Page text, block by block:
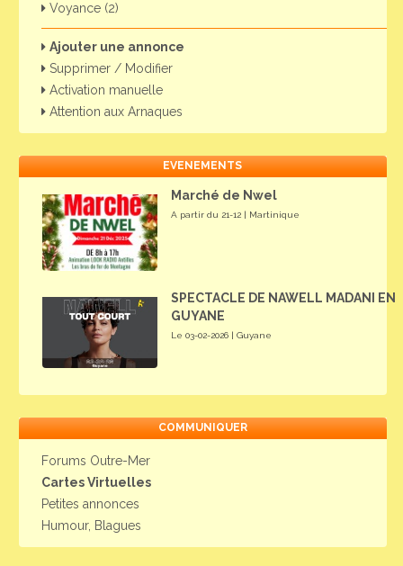
Voyance (2)
Ajouter une annonce
Supprimer / Modifier
Activation manuelle
Attention aux Arnaques
EVENEMENTS
Marché de Nwel
A partir du 21-12 | Martinique
SPECTACLE DE NAWELL MADANI EN
GUYANE
Le 03-02-2026 | Guyane
COMMUNIQUER
Forums Outre-Mer
Cartes Virtuelles
Petites annonces
Humour, Blagues